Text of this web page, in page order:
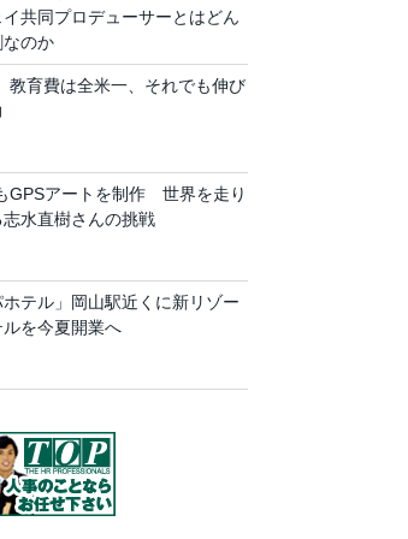
イ共同プロデューサーとはどん
なのか
教育費は全米一、それでも伸び
GPSアートを制作 世界を走り
水直樹さんの挑戦
ホテル」岡山駅近くに新リゾー
ルを今夏開業へ